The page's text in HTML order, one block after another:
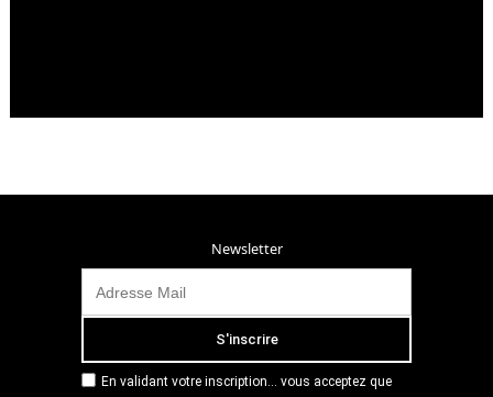
Newsletter
En validant votre inscription... vous acceptez que